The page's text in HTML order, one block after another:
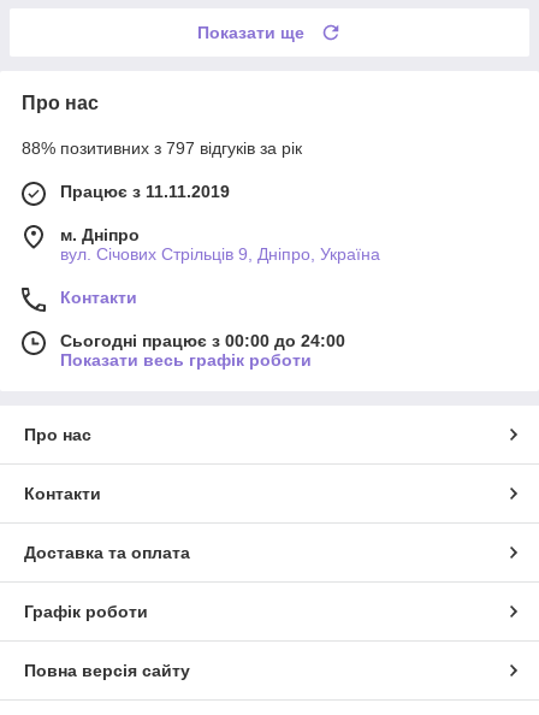
Показати ще
Про нас
88% позитивних з 797 відгуків за рік
Працює з 11.11.2019
м. Дніпро
вул. Січових Стрільців 9, Дніпро, Україна
Контакти
Сьогодні працює з 00:00 до 24:00
Показати весь графік роботи
Про нас
Контакти
Доставка та оплата
Графік роботи
Повна версія сайту